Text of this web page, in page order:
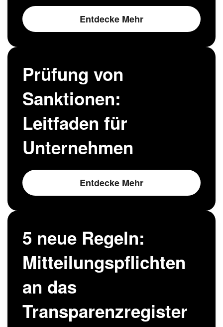
Entdecke Mehr
Prüfung von
Sanktionen:
Leitfaden für
Unternehmen
Entdecke Mehr
5 neue Regeln:
Mitteilungspflichten
an das
Transparenzregister